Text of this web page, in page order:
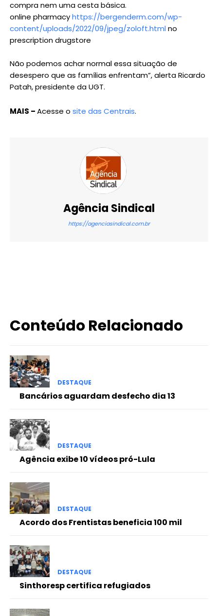
compra nem uma cesta básica.
online pharmacyhttps://bergenderm.com/wp-
content/uploads/2022/09/jpeg/zoloft.htmlno
prescription drugstore
Não podemos achar normal essa situação de
desespero que as famílias enfrentam”, alerta Ricardo
Patah, presidente da UGT.
MAIS –Acesse o site das Centrais.
Agência Sindical
https://agenciasindical.com.br
Conteúdo Relacionado
DESTAQUE
Bancários aguardam desfecho dia 13
DESTAQUE
Agência exibe 10 vídeos pró-Lula
DESTAQUE
Acordo dos Frentistas beneficia 100 mil
DESTAQUE
Sinthoresp certifica refugiados